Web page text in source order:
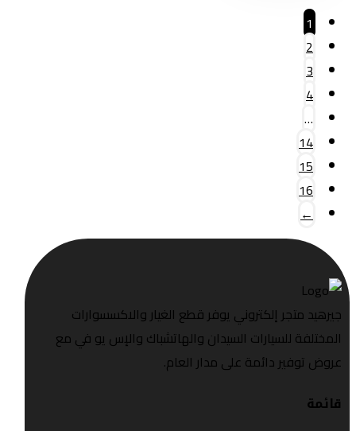
1
2
3
4
…
14
15
16
←
جيرهيد متجر إلكتروني يوفر قطع الغيار والاكسسوارات
المختلفة للسيارات السيدان والهاتشباك والإس يو في مع
عروض توفير دائمة على مدار العام.
قائمة